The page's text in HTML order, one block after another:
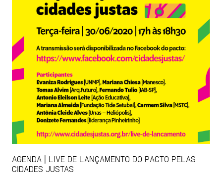
AGENDA | LIVE DE LANÇAMENTO DO PACTO PELAS
CIDADES JUSTAS